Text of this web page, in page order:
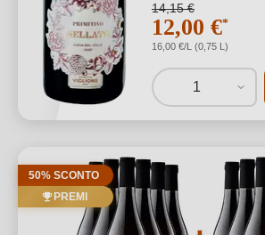
14,15 €
12,00 €*
16,00 €/L (0,75 L)
1
50% SCONTO
PREMI